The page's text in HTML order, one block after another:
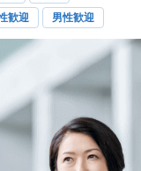
歓迎 男性歓迎